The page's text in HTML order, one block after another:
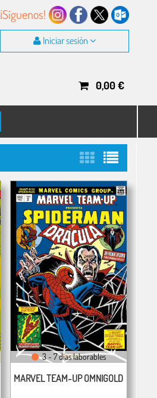
¡Síguenos!
Iniciar sesión
0,00€
3 - 7 días laborables
MARVEL TEAM-UP OMNIGOLD